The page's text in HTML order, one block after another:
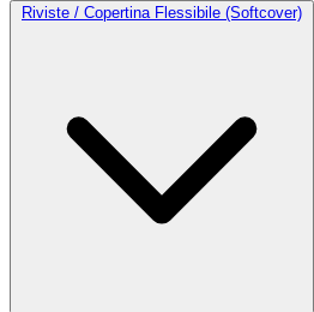
Riviste / Copertina Flessibile (Softcover)